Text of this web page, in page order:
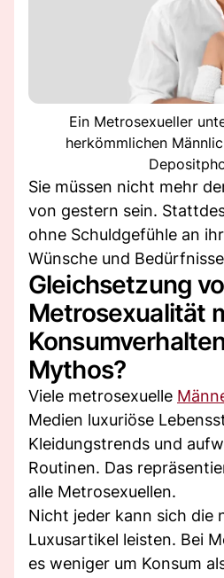
Ein Metrosexueller
herkömmlichen
Sie müssen nicht mehr
von gestern sein.
ohne Schuldgefühle an
Wünsche und
Gleichsetzung
Metrosexualität
Mythos?
Viele metrosexuelle
Medien luxuriöse
Kleidungstrends und
Routinen. Das
alle Metrosexuellen.
Nicht jeder kann sich die
Luxusartikel leisten. Bei
es weniger um Konsum